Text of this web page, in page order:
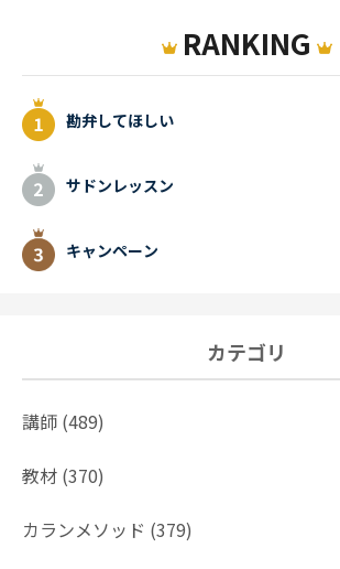
RANKING
勘弁してほしい
サドンレッスン
キャンペーン
カテゴリ
講師 (489)
教材 (370)
カランメソッド (379)